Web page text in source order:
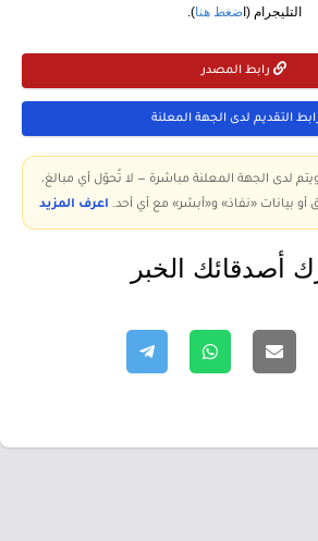
التليجرام (اضغط هنا).
رابط المصدر
التقديم لدى الجهة المعلنة
لدى الجهة المعلنة مباشرة — لا تُحوّل أي مبالغ،
أو بيانات «نفاذ» و«أبشر» مع أي أحد. اعرف المزيد
أصدقائك الخبر